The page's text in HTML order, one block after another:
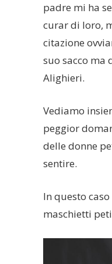
padre mi ha
curar di loro,
citazione
suo sacco ma
Alighieri.
Vediamo
peggior
delle donne
sentire.
In questo
maschietti